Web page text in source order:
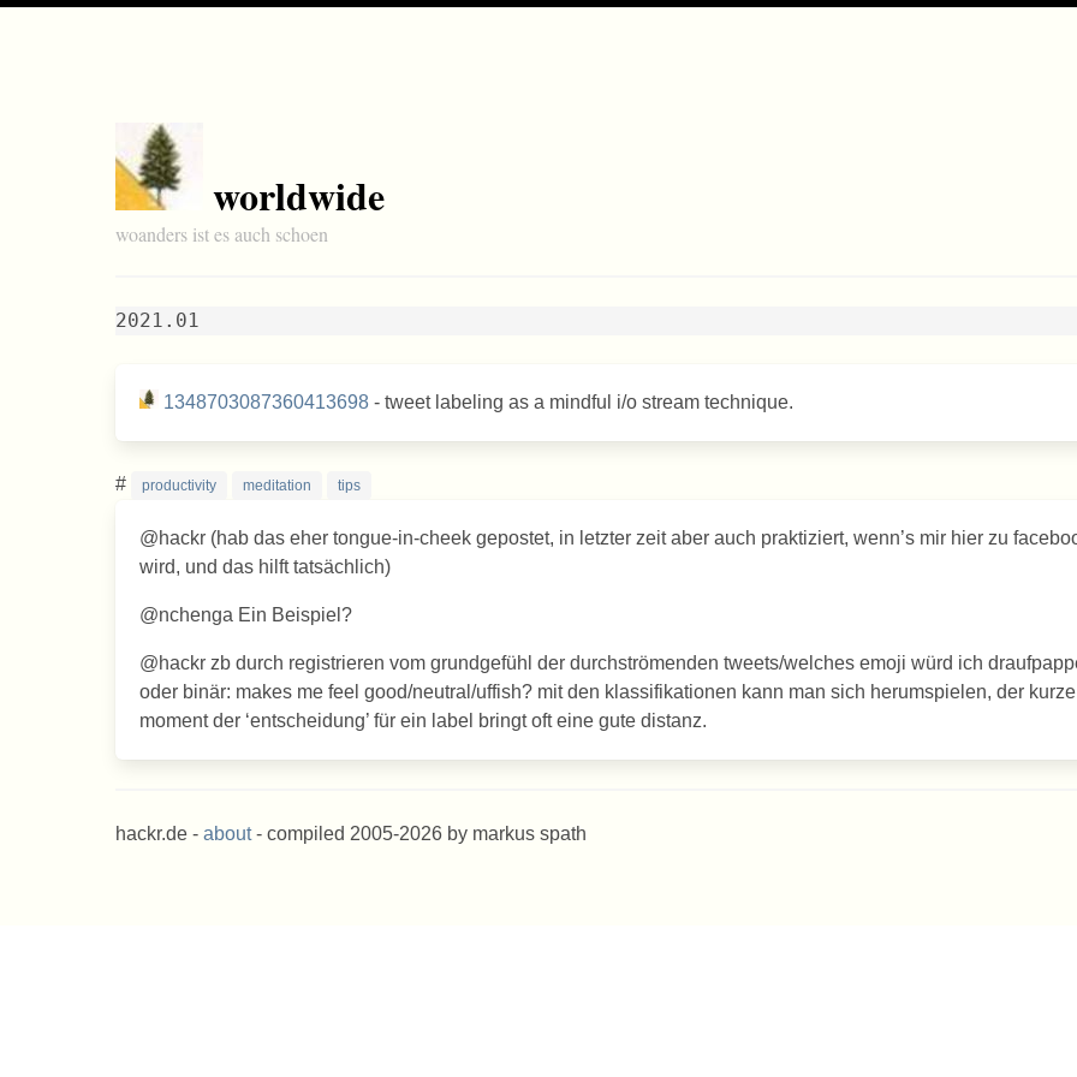
worldwide
woanders ist es auch schoen
2021.01
1348703087360413698 - tweet labeling as a mindful i/o stream technique.
# productivity meditation tips
@hackr (hab das eher tongue-in-cheek gepostet, in letzter zeit aber auch praktiziert, wenn’s mir hier zu
wird, und das hilft tatsächlich)
@nchenga Ein Beispiel?
@hackr zb durch registrieren vom grundgefühl der durchströmenden tweets/welches emoji würd ich
oder binär: makes me feel good/neutral/uffish? mit den klassifikationen kann man sich herumspielen, der kurze
moment der ‘entscheidung’ für ein label bringt oft eine gute distanz.
hackr.de - about- compiled 2005-2026 by markus spath